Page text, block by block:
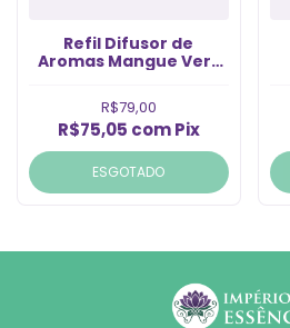
Refil Difusor de
Aromas Mangue Vert
R$79,00
R$75,05 com Pix
ESGOTADO